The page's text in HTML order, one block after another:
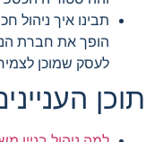
תבינו איך ניהול
הופך את חברת
לעסק שמוכן
תוכן